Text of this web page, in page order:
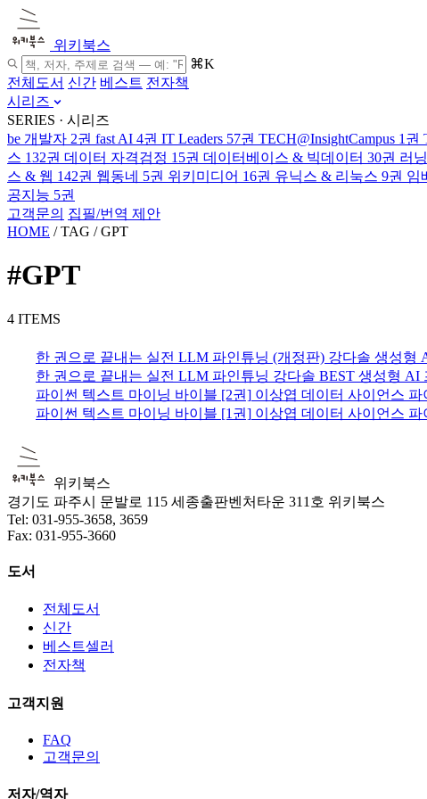
위키북스
⌘K
전체도서 신간 베스트 전자책
시리즈
SERIES · 시리즈
be 개발자 2권 fast AI 4권 IT Leaders 57권 TECH@InsightCampus 1권
스 132권 데이터 자격검정 15권 데이터베이스 & 빅데이터 30권 러
스 & 웹 142권 웹동네 5권 위키미디어 16권 유닉스 & 리눅스 9권 임
공지능 5권
고객문의 집필/번역 제안
HOME / TAG / GPT
#GPT
4 ITEMS
한 권으로 끝내는 실전 LLM 파인튜닝 (개정판) 강다솔 생성형
한 권으로 끝내는 실전 LLM 파인튜닝 강다솔 BEST 생성형 AI
파이썬 텍스트 마이닝 바이블 [2권] 이상엽 데이터 사이언스 파
파이썬 텍스트 마이닝 바이블 [1권] 이상엽 데이터 사이언스 파
위키북스
경기도 파주시 문발로 115 세종출판벤처타운 311호 위키북스
Tel: 031-955-3658, 3659
Fax: 031-955-3660
도서
전체도서
신간
베스트셀러
전자책
고객지원
FAQ
고객문의
저자/역자